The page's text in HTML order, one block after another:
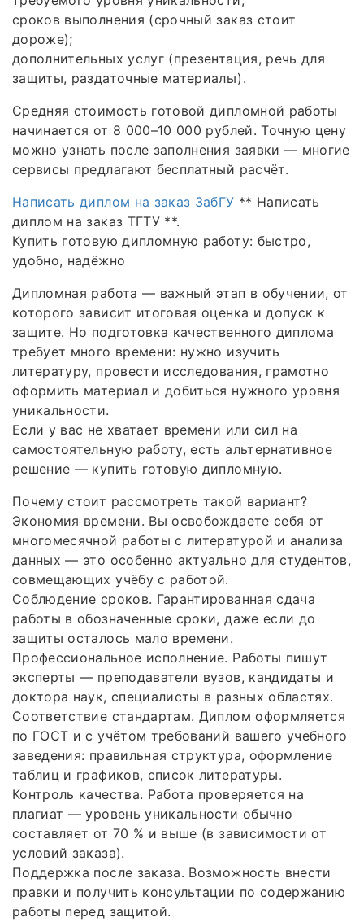
сроков выполнения (срочный заказ стоит
дороже);
дополнительных услуг (презентация, речь для
защиты, раздаточные материалы).
Средняя стоимость готовой дипломной работы
начинается от 8 000–10 000 рублей. Точную цену
можно узнать после заполнения заявки — многие
сервисы предлагают бесплатный расчёт.
Написать диплом на заказ ЗабГУ ** Написать
диплом на заказ ТГТУ **.
Купить готовую дипломную работу: быстро,
удобно, надёжно
Дипломная работа — важный этап в обучении, от
которого зависит итоговая оценка и допуск к
защите. Но подготовка качественного диплома
требует много времени: нужно изучить
литературу, провести исследования, грамотно
оформить материал и добиться нужного уровня
уникальности.
Если у вас не хватает времени или сил на
самостоятельную работу, есть альтернативное
решение — купить готовую дипломную.
Почему стоит рассмотреть такой вариант?
Экономия времени. Вы освобождаете себя от
многомесячной работы с литературой и анализа
данных — это особенно актуально для студентов,
совмещающих учёбу с работой.
Соблюдение сроков. Гарантированная сдача
работы в обозначенные сроки, даже если до
защиты осталось мало времени.
Профессиональное исполнение. Работы пишут
эксперты — преподаватели вузов, кандидаты и
доктора наук, специалисты в разных областях.
Соответствие стандартам. Диплом оформляется
по ГОСТ и с учётом требований вашего учебного
заведения: правильная структура, оформление
таблиц и графиков, список литературы.
Контроль качества. Работа проверяется на
плагиат — уровень уникальности обычно
составляет от 70 % и выше (в зависимости от
условий заказа).
Поддержка после заказа. Возможность внести
правки и получить консультации по содержанию
работы перед защитой.